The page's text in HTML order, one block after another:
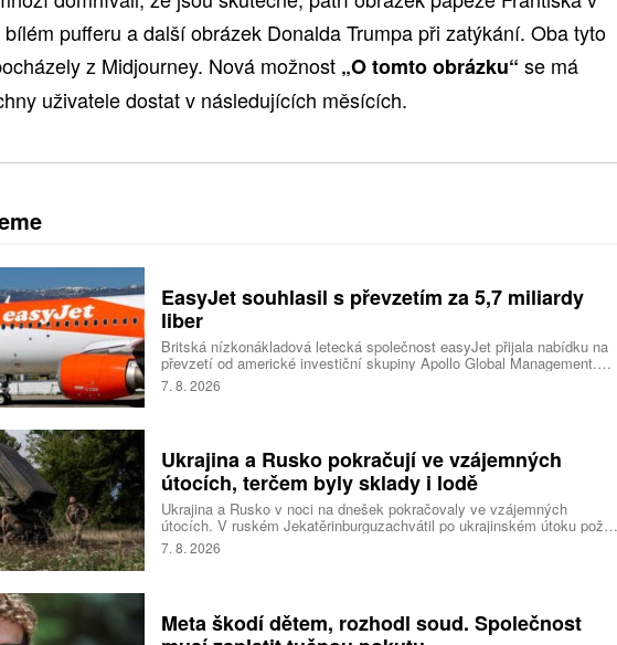
pufferu a další obrázek Donalda Trumpa při zatýkání. Oba tyto
z Midjourney. Nová možnost „O tomto obrázku“ se má
uživatele dostat v následujících měsících.
EasyJet souhlasil s převzetím za 5,7 miliardy
liber
Britská nízkonákladová letecká společnost easyJet přijala nabídku na
převzetí od americké investiční skupiny Apollo Global Management.
Transakce oceňuje aerolinku na 5,7 miliardy liber, tedy přibližně 162
miliard korun.
7. 8. 2026
Ukrajina a Rusko pokračují ve vzájemných
útocích, terčem byly sklady i lodě
Ukrajina a Rusko v noci na dnešek pokračovaly ve vzájemných
útocích. V ruském Jekatěrinburguzachvátil po ukrajinském útoku požár
logistické centrum ruského internetového prodejce Wildberries.
Společnost o tom informovala bez podrobností na síti Telegram.
7. 8. 2026
Meta škodí dětem, rozhodl soud. Společnost